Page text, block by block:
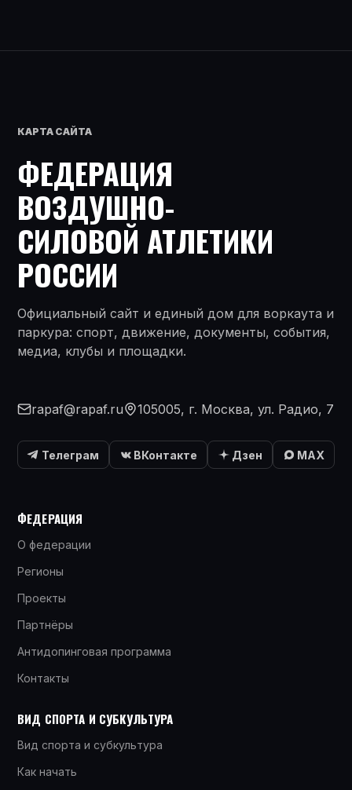
КАРТА САЙТА
ФЕДЕРАЦИЯ
ВОЗДУШНО-
СИЛОВОЙ АТЛЕТИКИ
РОССИИ
Официальный сайт и единый дом для воркаута и
паркура: спорт, движение, документы, события,
медиа, клубы и площадки.
rapaf@rapaf.ru 105005, г. Москва, ул. Радио, 7
Телеграм ВКонтакте Дзен MAX
ФЕДЕРАЦИЯ
О федерации
Регионы
Проекты
Партнёры
Антидопинговая программа
Контакты
ВИД СПОРТА И СУБКУЛЬТУРА
Вид спорта и субкультура
Как начать